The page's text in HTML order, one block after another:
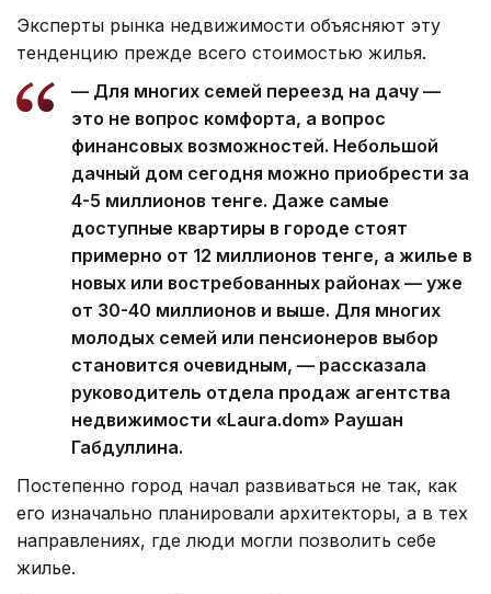
Эксперты рынка недвижимости объясняют эту
тенденцию прежде всего стоимостью жилья.
— Для многих семей переезд на дачу —
это не вопрос комфорта, а вопрос
финансовых возможностей. Небольшой
дачный дом сегодня можно приобрести за
4-5 миллионов тенге. Даже самые
доступные квартиры в городе стоят
примерно от 12 миллионов тенге, а жилье в
новых или востребованных районах — уже
от 30-40 миллионов и выше. Для многих
молодых семей или пенсионеров выбор
становится очевидным, — рассказала
руководитель отдела продаж агентства
недвижимости «Laura.dom» Раушан
Габдуллина.
Постепенно город начал развиваться не так, как
его изначально планировали архитекторы, а в тех
направлениях, где люди могли позволить себе
жилье.